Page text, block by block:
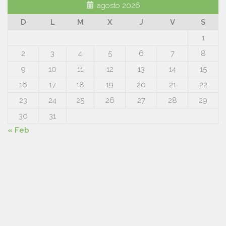
agosto 2026
D
L M X J V
S
1
2
3 4 5 6 7
8
9
10 11 12 13 14
15
16
17 18 19 20 21
22
23
24 25 26 27 28
29
30
31
« Feb